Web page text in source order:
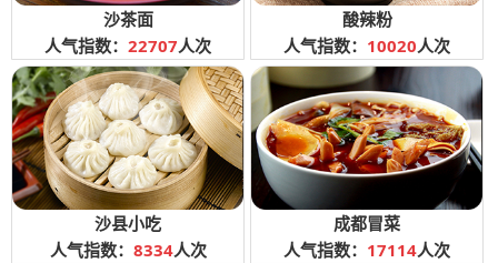
沙茶面
人气指数：22707人次
酸辣粉
人气指数： 10020人次
沙县小吃
人气指数： 8334人次
成都冒菜
人气指数： 17114人次